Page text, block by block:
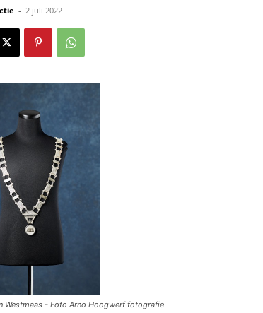
- 2 juli 2022
Westmaas - Foto Arno Hoogwerf fotografie